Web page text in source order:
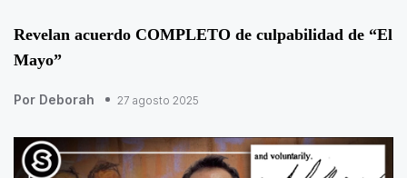
Revelan acuerdo COMPLETO de culpabilidad de “El
Mayo”
Por Deborah 27 agosto 2025